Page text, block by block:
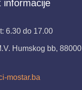
informacije
6.30 do 17.00
Humskog bb, 88000
mostar.ba